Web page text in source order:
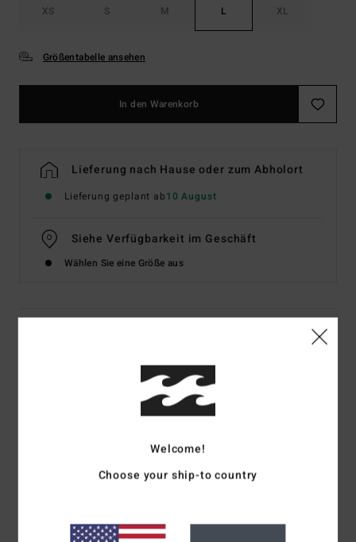
XS S M L XL
Größentabelle ansehen
In den Warenkorb
Lieferung nach Hause oder zum Abholort
Lieferung geplant ab10 August
Siehe Verfügbarkeit im Geschäft
Wählen Sie eine Größe aus
Frauen Braun Bikinihose mit klassischer Bedeckung
Farbcodeesp1
Polyester und Elastan
Metalllogo hinten mittig
Welcome!
Choose your ship-to country